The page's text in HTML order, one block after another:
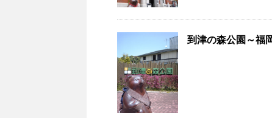
到津の森公園～福